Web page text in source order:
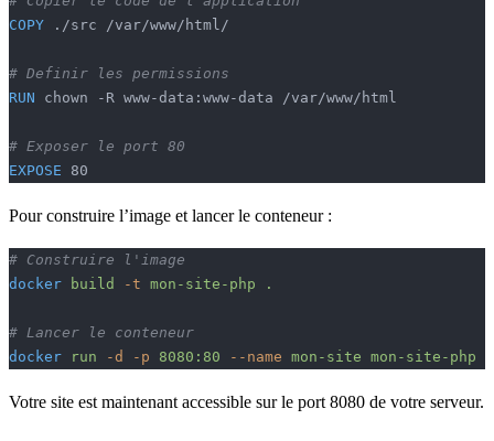
COPY ./src /var/www/html/
# Definir les permissions
RUN chown -R www-data:www-data /var/www/html
# Exposer le port 80
EXPOSE 80
Pour construire l’image et lancer le conteneur :
# Construire l'image
docker build -t mon-site-php .
# Lancer le conteneur
docker run -d -p 8080:80 --name mon-site mon-site-php
Votre site est maintenant accessible sur le port 8080 de votre serveur.